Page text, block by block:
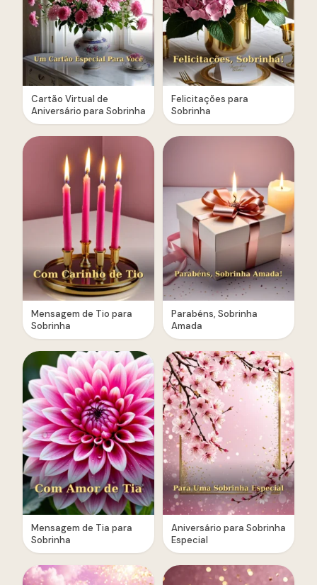
Cartão Virtual de
Aniversário para Sobrinha
Mensagem de Tio para
Sobrinha
Mensagem de Tia para
Sobrinha
Felicitações para
Sobrinha
Parabéns, Sobrinha
Amada
Aniversário para Sobrinha
Especial